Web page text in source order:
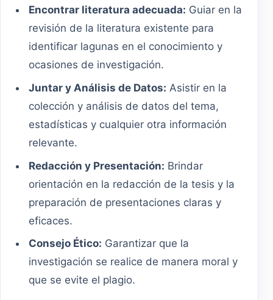
Encontrar literatura adecuada: Guiar en la
revisión de la literatura existente para
identificar lagunas en el conocimiento y
ocasiones de investigación.
Juntar y Análisis de Datos: Asistir en la
colección y análisis de datos del tema,
estadísticas y cualquier otra información
relevante.
Redacción y Presentación: Brindar
orientación en la redacción de la tesis y la
preparación de presentaciones claras y
eficaces.
Consejo Ético: Garantizar que la
investigación se realice de manera moral y
que se evite el plagio.